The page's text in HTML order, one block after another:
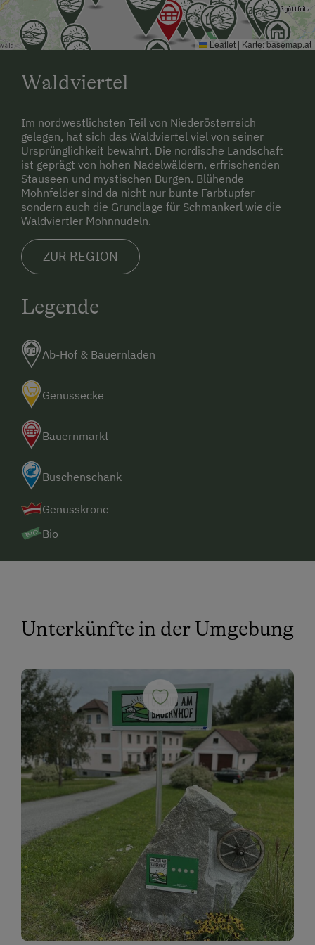
nach Vereinbarung
Leaflet | Karte:basemap.at
Waldviertel
Im nordwestlichsten Teil von Niederösterreich
gelegen, hat sich das Waldviertel viel von seiner
Ursprünglichkeit bewahrt. Die nordische Landschaft
ist geprägt von hohen Nadelwäldern, erfrischenden
Stauseen und mystischen Burgen. Blühende
Mohnfelder sind da nicht nur bunte Farbtupfer
sondern auch die Grundlage für Schmankerl wie die
Waldviertler Mohnnudeln.
ZUR REGION
Legende
Ab-Hof & Bauernladen
Genussecke
Bauernmarkt
Buschenschank
Genusskrone
Bio
Unterkünfte in der Umgebung